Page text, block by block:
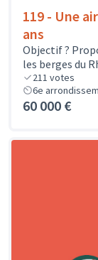
119 - Une
ans
Objectif ?
les berges du
211 votes
6e
60 000 €